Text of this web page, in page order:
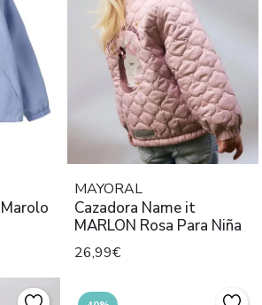
MAYORAL
Cazadora Name it
MARLON Rosa Para Niña
26,99€